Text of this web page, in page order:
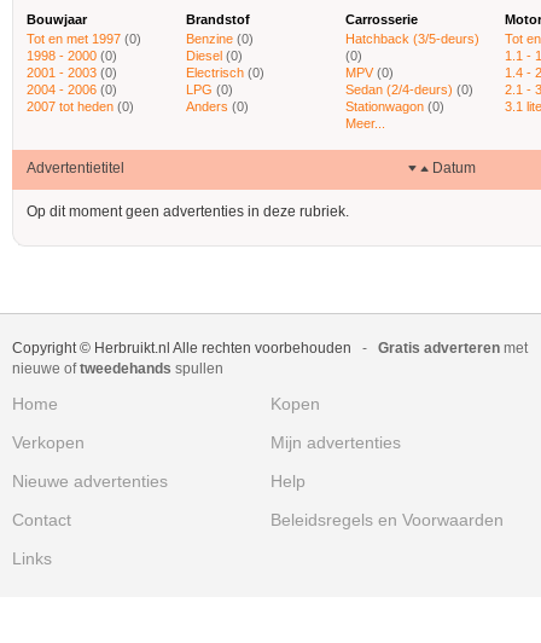
Bouwjaar
Tot en met 1997 (0)
1998 - 2000 (0)
2001 - 2003 (0)
2004 - 2006 (0)
2007 tot heden (0)
Brandstof
Benzine (0)
Diesel (0)
Electrisch (0)
LPG (0)
Anders (0)
Carrosserie
Hatchback (3/5-deurs)
(0)
MPV (0)
Sedan (2/4-deurs) (0)
Stationwagon (0)
Meer...
Tot
1.1 -
1.4 -
2.1 -
3.1
Advertentietitel Datum
Op dit moment geen advertenties in deze rubriek.
Copyright © Herbruikt.nl Alle rechten voorbehouden - Gratis adverteren met
nieuwe oftweedehands spullen
Home
Kopen
Verkopen
Mijn advertenties
Nieuwe advertenties
Help
Contact
Beleidsregels en Voorwaarden
Links